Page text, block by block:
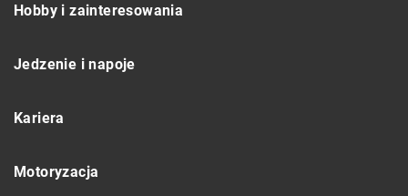
Hobby i zainteresowania
Jedzenie i napoje
Kariera
Motoryzacja